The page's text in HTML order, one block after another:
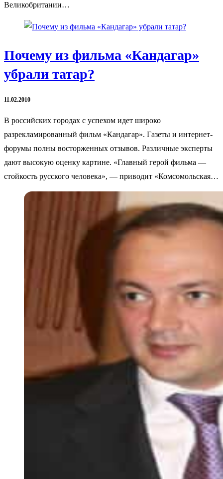
Великобритании…
Почему из фильма «Кандагар»
убрали татар?
11.02.2010
В российских городах с успехом идет широко
разрекламированный фильм «Кандагар». Газеты и интернет-
форумы полны восторженных отзывов. Различные эксперты
дают высокую оценку картине. «Главный герой фильма —
стойкость русского человека», — приводит «Комсомольская…